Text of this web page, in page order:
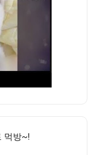
먹방~!